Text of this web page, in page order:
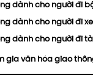
dành cho người đi
dành cho người đi
dành cho người đi
gia văn hóa giao